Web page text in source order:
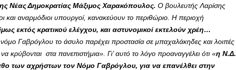
Νέας Δημοκρατίας Μάξιμος Χαρακόπουλος. Ο βουλευτής Λαρίσης
και αναρμόδιοι υπουργοί, κανακεύουν το περιθώριο. Η περιοχή
εκτός κρατικού ελέγχου, και αστυνομικοί εκτελούν χρέη…
Γαβρόγλου το άσυλο παρέχει προστασία σε μπαχαλάκηδες και λοιπές
κρύβονται στα πανεπιστήμια». Γι’ αυτό το λόγο προαναγγέλει ότι «η Ν.Δ.
των αχρήστων τον Νόμο Γαβρόγλου, για να επανέλθει στην